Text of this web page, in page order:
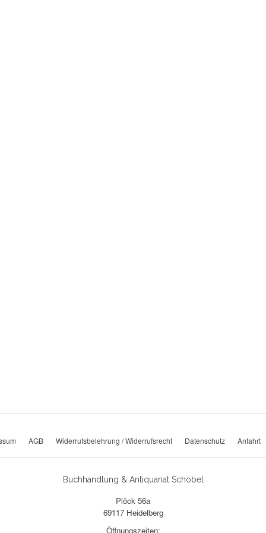
AGB Widerrufsbelehrung / Widerrufsrecht Datenschutz Anfahrt
Buchhandlung & Antiquariat Schöbel
Plöck 56a
69117 Heidelberg
Öffnungszeiten: